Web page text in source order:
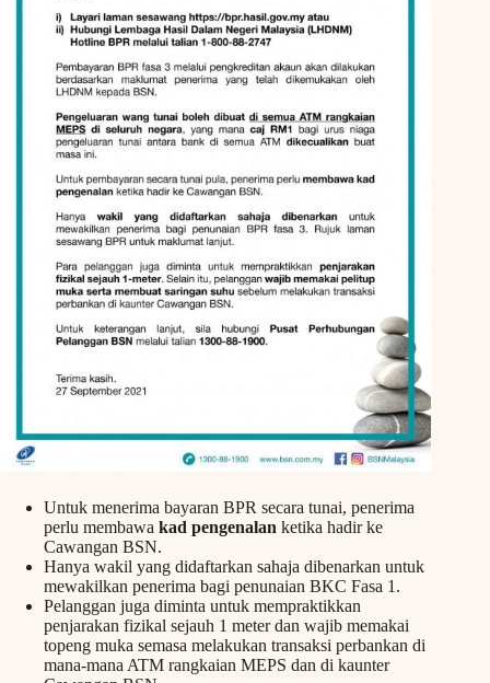
Untuk menerima bayaran BPR secara tunai, penerima
perlu membawa kad pengenalan ketika hadir ke
Cawangan BSN.
Hanya wakil yang didaftarkan sahaja dibenarkan untuk
mewakilkan penerima bagi penunaian BKC Fasa 1.
Pelanggan juga diminta untuk mempraktikkan
penjarakan fizikal sejauh 1 meter dan wajib memakai
topeng muka semasa melakukan transaksi perbankan di
mana-mana ATM rangkaian MEPS dan di kaunter